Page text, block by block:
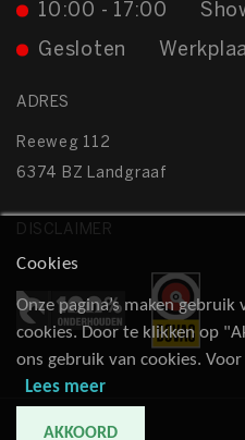
10:00 - 17:00
Gesloten
ADRES
Reeweg 112
6374 BZ Landgraaf
DISCLAIMER
Cookies
Onze pagina’s maken
cookies. Door te klikken op
ons gebruik van cookies.
Lees meer
AKKOORD